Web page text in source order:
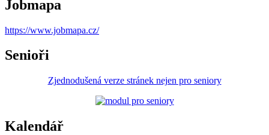
Jobmapa
https://www.jobmapa.cz/
Senioři
Zjednodušená verze stránek nejen pro seniory
Kalendář